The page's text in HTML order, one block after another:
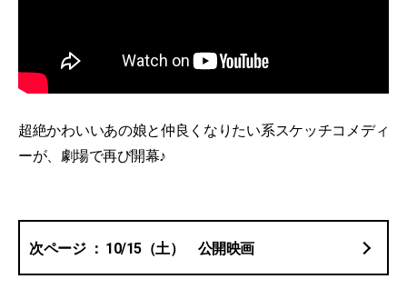
超絶かわいいあの娘と仲良くなりたい系スケッチコメディ
ーが、劇場で再び開幕♪
10/15（土） 公開映画